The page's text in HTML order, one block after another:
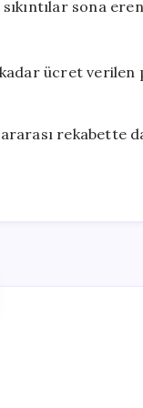
sona
ücret
rekabette